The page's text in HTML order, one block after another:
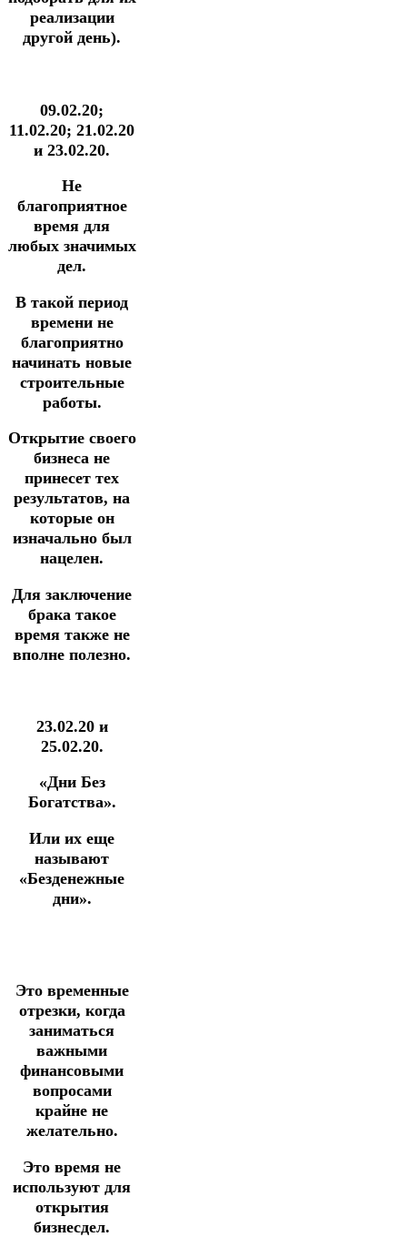
реализации
другой день).
09.02.20;
11.02.20; 21.02.20
и 23.02.20.
Не
благоприятное
время для
любых значимых
дел.
В такой период
времени не
благоприятно
начинать новые
строительные
работы.
Открытие своего
бизнеса не
принесет тех
результатов, на
которые он
изначально был
нацелен.
Для заключение
брака такое
время также не
вполне полезно.
23.02.20 и
25.02.20.
«Дни Без
Богатства».
Или их еще
называют
«Безденежные
дни».
Это временные
отрезки, когда
заниматься
важными
финансовыми
вопросами
крайне не
желательно.
Это время не
используют для
открытия
бизнесдел.